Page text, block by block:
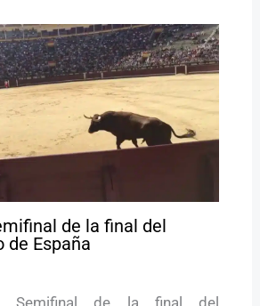
de la final del
de España